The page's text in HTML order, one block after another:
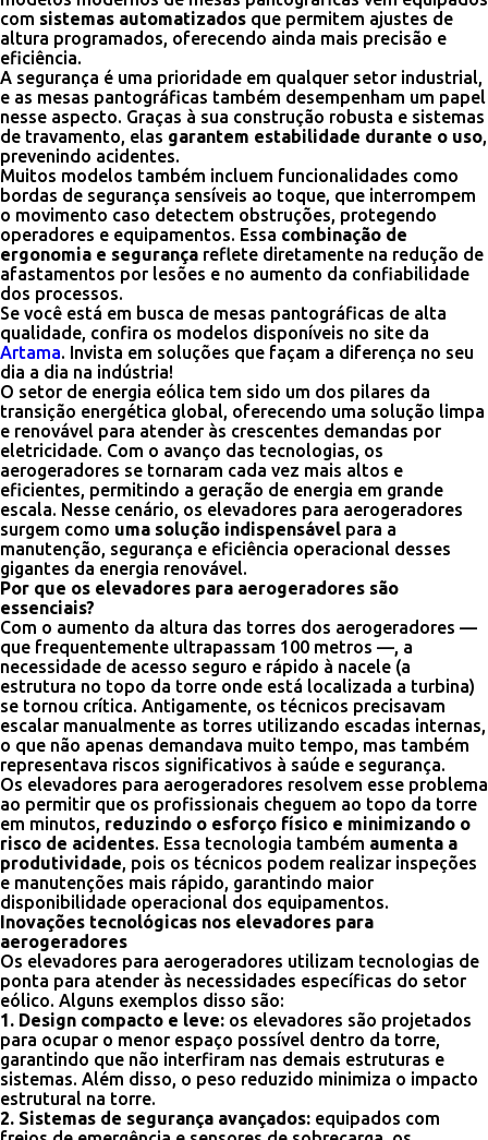
com sistemas automatizados que permitem ajustes de
altura programados, oferecendo ainda mais precisão e
eficiência.
A segurança é uma prioridade em qualquer setor industrial,
e as mesas pantográficas também desempenham um papel
nesse aspecto. Graças à sua construção robusta e sistemas
de travamento, elas garantem estabilidade durante o uso,
prevenindo acidentes.
Muitos modelos também incluem funcionalidades como
bordas de segurança sensíveis ao toque, que interrompem
o movimento caso detectem obstruções, protegendo
operadores e equipamentos. Essa combinação de
ergonomia e segurança reflete diretamente na redução de
afastamentos por lesões e no aumento da confiabilidade
dos processos.
Se você está em busca de mesas pantográficas de alta
qualidade, confira os modelos disponíveis no site da
Artama. Invista em soluções que façam a diferença no seu
dia a dia na indústria!
O setor de energia eólica tem sido um dos pilares da
transição energética global, oferecendo uma solução limpa
e renovável para atender às crescentes demandas por
eletricidade. Com o avanço das tecnologias, os
aerogeradores se tornaram cada vez mais altos e
eficientes, permitindo a geração de energia em grande
escala. Nesse cenário, os elevadores para aerogeradores
surgem como uma solução indispensável para a
manutenção, segurança e eficiência operacional desses
gigantes da energia renovável.
Por que os elevadores para aerogeradores são
essenciais?
Com o aumento da altura das torres dos aerogeradores —
que frequentemente ultrapassam 100 metros —, a
necessidade de acesso seguro e rápido à nacele (a
estrutura no topo da torre onde está localizada a turbina)
se tornou crítica. Antigamente, os técnicos precisavam
escalar manualmente as torres utilizando escadas internas,
o que não apenas demandava muito tempo, mas também
representava riscos significativos à saúde e segurança.
Os elevadores para aerogeradores resolvem esse problema
ao permitir que os profissionais cheguem ao topo da torre
em minutos, reduzindo o esforço físico e minimizando o
risco de acidentes. Essa tecnologia também aumenta a
produtividade, pois os técnicos podem realizar inspeções
e manutenções mais rápido, garantindo maior
disponibilidade operacional dos equipamentos.
Inovações tecnológicas nos elevadores para
aerogeradores
Os elevadores para aerogeradores utilizam tecnologias de
ponta para atender às necessidades específicas do setor
eólico. Alguns exemplos disso são:
1. Design compacto e leve: os elevadores são projetados
para ocupar o menor espaço possível dentro da torre,
garantindo que não interfiram nas demais estruturas e
sistemas. Além disso, o peso reduzido minimiza o impacto
estrutural na torre.
2. Sistemas de segurança avançados: equipados com